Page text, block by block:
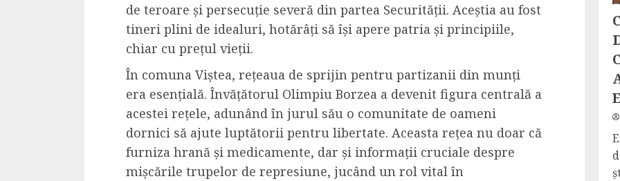
de teroare și persecuție severă din partea Securității. Aceștia au fost
tineri plini de idealuri, hotărâți să își apere patria și principiile,
chiar cu prețul vieții.
În comuna Viștea, rețeaua de sprijin pentru partizanii din munți
era esențială. Învățătorul Olimpiu Borzea a devenit figura centrală a
acestei rețele, adunând în jurul său o comunitate de oameni
dornici să ajute luptătorii pentru libertate. Aceasta rețea nu doar că
furniza hrană și medicamente, dar și informații cruciale despre
mișcările trupelor de represiune, jucând un rol vital în